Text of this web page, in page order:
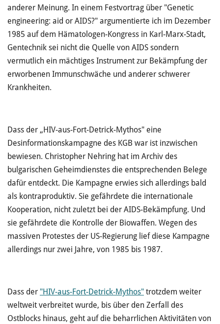
anderer Meinung. In einem Festvortrag über "Genetic
engineering: aid or AIDS?" argumentierte ich im Dezember
1985 auf dem Hämatologen-Kongress in Karl-Marx-Stadt,
Gentechnik sei nicht die Quelle von AIDS sondern
vermutlich ein mächtiges Instrument zur Bekämpfung der
erworbenen Immunschwäche und anderer schwerer
Krankheiten.
Dass der „HIV-aus-Fort-Detrick-Mythos" eine
Desinformationskampagne des KGB war ist inzwischen
bewiesen. Christopher Nehring hat im Archiv des
bulgarischen Geheimdienstes die entsprechenden Belege
dafür entdeckt. Die Kampagne erwies sich allerdings bald
als kontraproduktiv. Sie gefährdete die internationale
Kooperation, nicht zuletzt bei der AIDS-Bekämpfung. Und
sie gefährdete die Kontrolle der Biowaffen. Wegen des
massiven Protestes der US-Regierung lief diese Kampagne
allerdings nur zwei Jahre, von 1985 bis 1987.
Dass der "HIV-aus-Fort-Detrick-Mythos" trotzdem weiter
weltweit verbreitet wurde, bis über den Zerfall des
Ostblocks hinaus, geht auf die beharrlichen Aktivitäten von